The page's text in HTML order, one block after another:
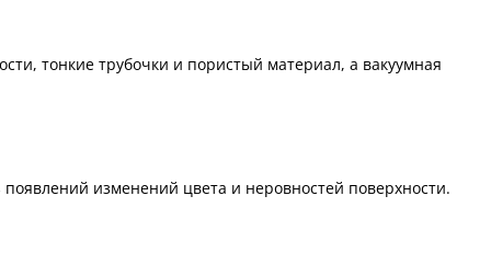
тонкие трубочки и пористый материал, а вакуумная
изменений цвета и неровностей поверхности.